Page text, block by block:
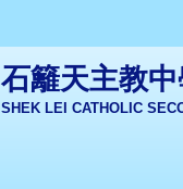
石籬天主教
SHEK LEI CATHOLIC